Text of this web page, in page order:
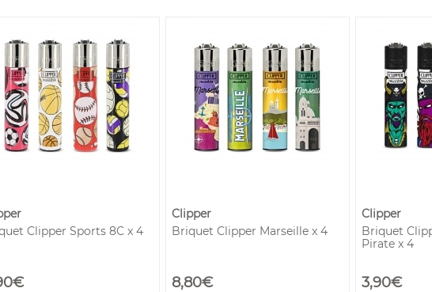
Clipper Sports 8C x 4
Clipper
Briquet Clipper Marseille x 4
8,80€
Clipper
Briquet
Pirate x 4
3,90€